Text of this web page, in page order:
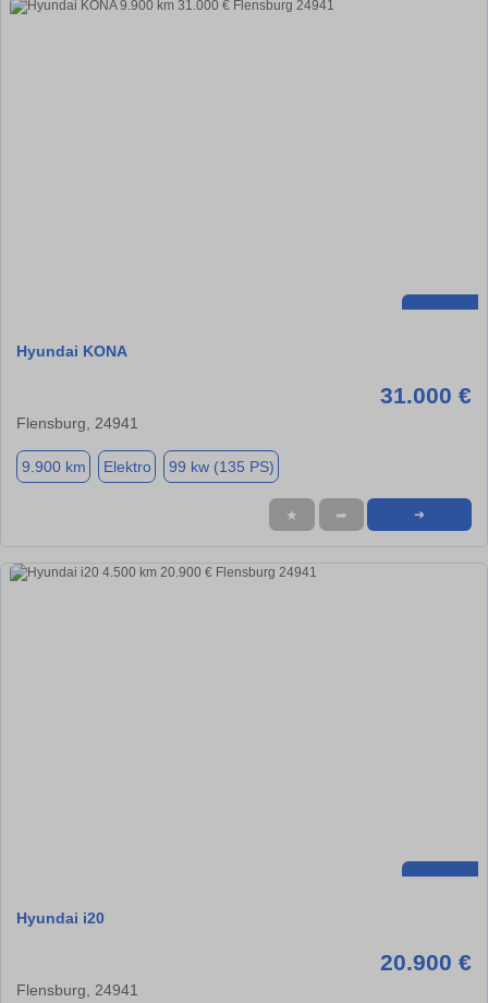
Hyundai KONA
31.000 €
Flensburg, 24941
9.900 km Elektro 99 kw (135 PS)
★ ➦ ➜
Hyundai i20
20.900 €
Flensburg, 24941